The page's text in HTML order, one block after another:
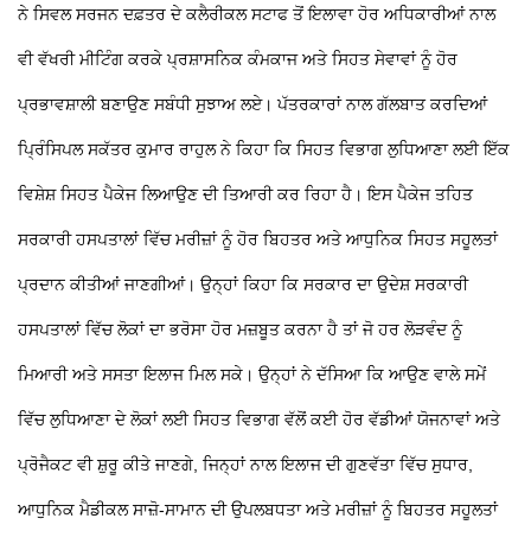
ਨੇ ਸਿਵਲ ਸਰਜਨ ਦਫ਼ਤਰ ਦੇ ਕਲੈਰੀਕਲ ਸਟਾਫ ਤੋਂ ਇਲਾਵਾ ਹੋਰ ਅਧਿਕਾਰੀਆਂ ਨਾਲ
ਵੀ ਵੱਖਰੀ ਮੀਟਿੰਗ ਕਰਕੇ ਪ੍ਰਸ਼ਾਸਨਿਕ ਕੰਮਕਾਜ ਅਤੇ ਸਿਹਤ ਸੇਵਾਵਾਂ ਨੂੰ ਹੋਰ
ਪ੍ਰਭਾਵਸ਼ਾਲੀ ਬਣਾਉਣ ਸਬੰਧੀ ਸੁਝਾਅ ਲਏ।ਪੱਤਰਕਾਰਾਂ ਨਾਲ ਗੱਲਬਾਤ ਕਰਦਿਆਂ
ਪ੍ਰਿੰਸਿਪਲ ਸਕੱਤਰ ਕੁਮਾਰ ਰਾਹੁਲ ਨੇ ਕਿਹਾ ਕਿ ਸਿਹਤ ਵਿਭਾਗ ਲੁਧਿਆਣਾ ਲਈ ਇੱਕ
ਵਿਸ਼ੇਸ਼ ਸਿਹਤ ਪੈਕੇਜ ਲਿਆਉਣ ਦੀ ਤਿਆਰੀ ਕਰ ਰਿਹਾ ਹੈ। ਇਸ ਪੈਕੇਜ ਤਹਿਤ
ਸਰਕਾਰੀ ਹਸਪਤਾਲਾਂ ਵਿੱਚ ਮਰੀਜ਼ਾਂ ਨੂੰ ਹੋਰ ਬਿਹਤਰ ਅਤੇ ਆਧੁਨਿਕ ਸਿਹਤ ਸਹੂਲਤਾਂ
ਪ੍ਰਦਾਨ ਕੀਤੀਆਂ ਜਾਣਗੀਆਂ। ਉਨ੍ਹਾਂ ਕਿਹਾ ਕਿ ਸਰਕਾਰ ਦਾ ਉਦੇਸ਼ ਸਰਕਾਰੀ
ਹਸਪਤਾਲਾਂ ਵਿੱਚ ਲੋਕਾਂ ਦਾ ਭਰੋਸਾ ਹੋਰ ਮਜ਼ਬੂਤ ਕਰਨਾ ਹੈ ਤਾਂ ਜੋ ਹਰ ਲੋੜਵੰਦ ਨੂੰ
ਮਿਆਰੀ ਅਤੇ ਸਸਤਾ ਇਲਾਜ ਮਿਲ ਸਕੇ। ਉਨ੍ਹਾਂ ਨੇ ਦੱਸਿਆ ਕਿ ਆਉਣ ਵਾਲੇ ਸਮੇਂ
ਵਿੱਚ ਲੁਧਿਆਣਾ ਦੇ ਲੋਕਾਂ ਲਈ ਸਿਹਤ ਵਿਭਾਗ ਵੱਲੋਂ ਕਈ ਹੋਰ ਵੱਡੀਆਂ ਯੋਜਨਾਵਾਂ ਅਤੇ
ਪ੍ਰੋਜੈਕਟ ਵੀ ਸ਼ੁਰੂ ਕੀਤੇ ਜਾਣਗੇ, ਜਿਨ੍ਹਾਂ ਨਾਲ ਇਲਾਜ ਦੀ ਗੁਣਵੱਤਾ ਵਿੱਚ ਸੁਧਾਰ,
ਆਧੁਨਿਕ ਮੈਡੀਕਲ ਸਾਜ਼ੋ-ਸਾਮਾਨ ਦੀ ਉਪਲਬਧਤਾ ਅਤੇ ਮਰੀਜ਼ਾਂ ਨੂੰ ਬਿਹਤਰ ਸਹੂਲਤਾਂ